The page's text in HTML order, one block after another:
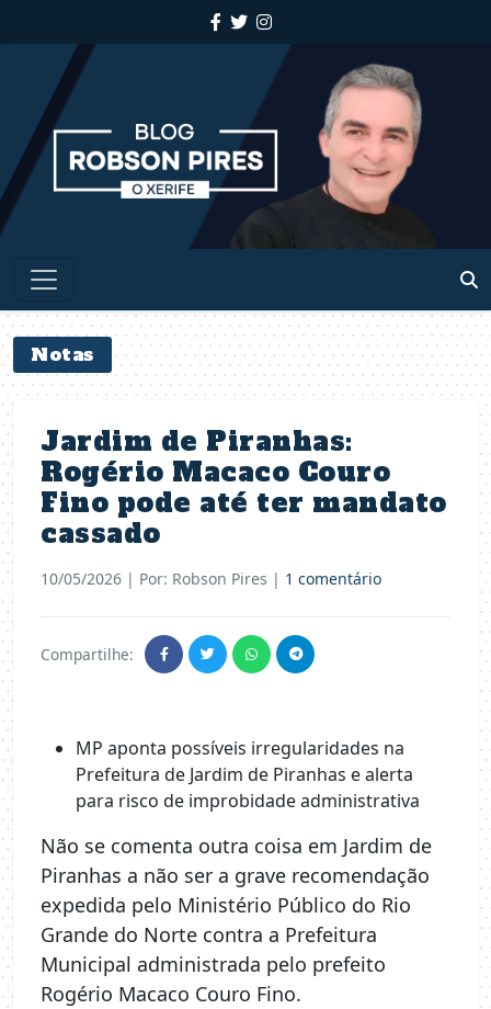
Notas
Jardim de Piranhas:
Rogério Macaco Couro
Fino pode até ter mandato
cassado
10/05/2026 | Por: Robson Pires | 1 comentário
Compartilhe:
MP aponta possíveis irregularidades na
Prefeitura de Jardim de Piranhas e alerta
para risco de improbidade administrativa
Não se comenta outra coisa em Jardim de
Piranhas a não ser a grave recomendação
expedida pelo Ministério Público do Rio
Grande do Norte contra a Prefeitura
Municipal administrada pelo prefeito
Rogério Macaco Couro Fino.